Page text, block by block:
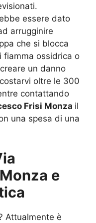
essere dato
arrugginire
che si blocca
fiamma ossidrica o
un danno
oltre le 300
contattando
Frisi Monza il
una spesa di una
e
Attualmente è